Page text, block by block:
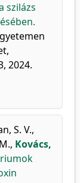
szilázs
2024.
S. V.,
, Kovács,